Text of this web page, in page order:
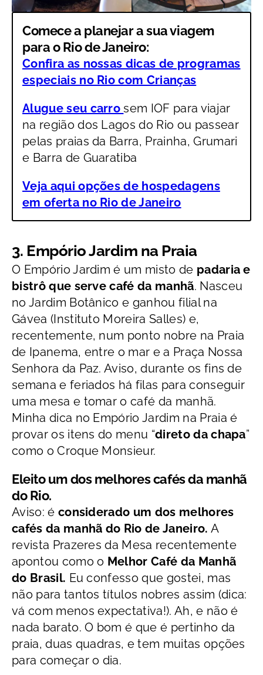
Comece a planejar a sua viagem
para o Rio de Janeiro:
Confira as nossas dicas de programas
especiais no Rio com Crianças
Alugue seu carrosem IOF para viajar
na região dos Lagos do Rio ou passear
pelas praias da Barra, Prainha, Grumari
e Barra de Guaratiba
Veja aqui opções de hospedagens
em oferta no Rio de Janeiro
3. Empório Jardim na Praia
O Empório Jardim é um misto de padaria e
bistrô que serve café da manhã. Nasceu
no Jardim Botânico e ganhou filial na
Gávea (Instituto Moreira Salles) e,
recentemente, num ponto nobre na Praia
de Ipanema, entre o mar e a Praça Nossa
Senhora da Paz. Aviso, durante os fins de
semana e feriados há filas para conseguir
uma mesa e tomar o café da manhã.
Minha dica no Empório Jardim na Praia é
provar os itens do menu “direto da chapa”
como o Croque Monsieur.
Eleito um dos melhores cafés da manhã
do Rio.
Aviso: é considerado um dos melhores
cafés da manhã do Rio de Janeiro. A
revista Prazeres da Mesa recentemente
apontou como o Melhor Café da Manhã
do Brasil. Eu confesso que gostei, mas
não para tantos títulos nobres assim (dica:
vá com menos expectativa!). Ah, e não é
nada barato. O bom é que é pertinho da
praia, duas quadras, e tem muitas opções
para começar o dia.